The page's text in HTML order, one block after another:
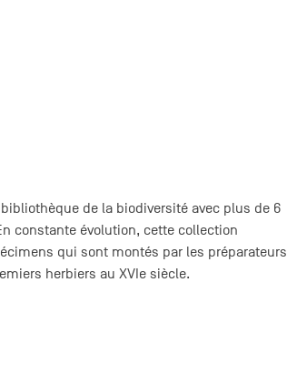
de la biodiversité avec plus de 6
constante évolution, cette collection
qui sont montés par les préparateurs
herbiers au XVIe siècle.